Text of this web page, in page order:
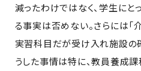
減ったわけではなく、学生に
る事実は否めない。さらには「
実習科目だが受け入れ施設の
うした事情は特に、教員養成